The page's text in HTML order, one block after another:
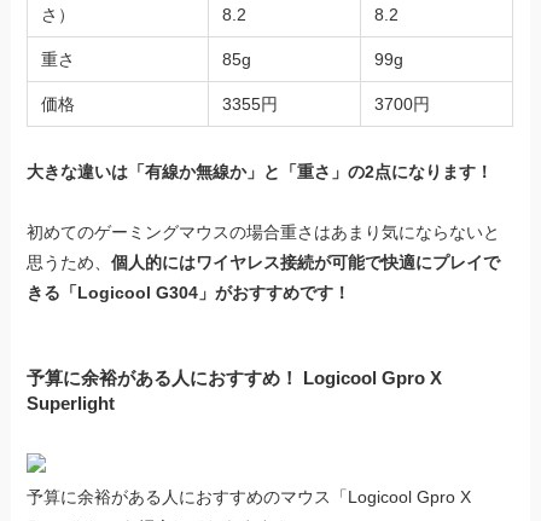
さ） 8.2 8.2
重さ 85g 99g
価格 3355円 3700円
大きな違いは「有線か無線か」と「重さ」の2点になります！
初めてのゲーミングマウスの場合重さはあまり気にならないと
思うため、個人的にはワイヤレス接続が可能で快適にプレイで
きる「Logicool G304」がおすすめです！
予算に余裕がある人におすすめ！ Logicool Gpro X
Superlight
予算に余裕がある人におすすめのマウス「Logicool Gpro X